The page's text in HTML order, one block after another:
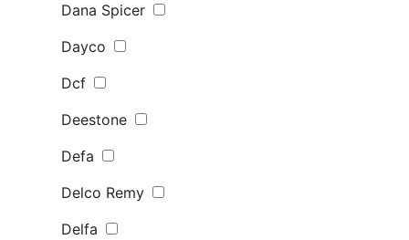
Dana Spicer
Dayco
Dcf
Deestone
Defa
Delco Remy
Delfa